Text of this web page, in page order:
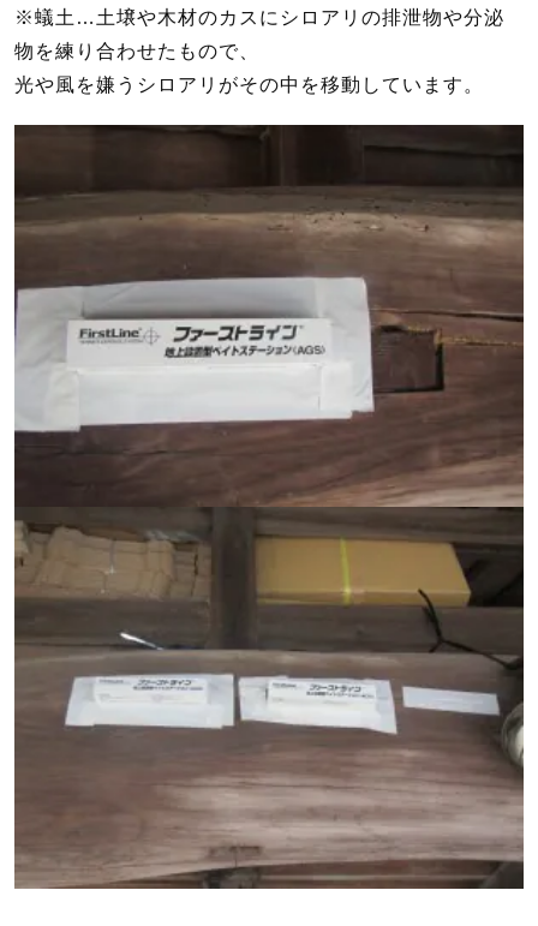
※蟻土…土壌や木材のカスにシロアリの排泄物や​分泌
物を練り合わせたもので、
光や風を嫌うシロアリがその中を移動しています。